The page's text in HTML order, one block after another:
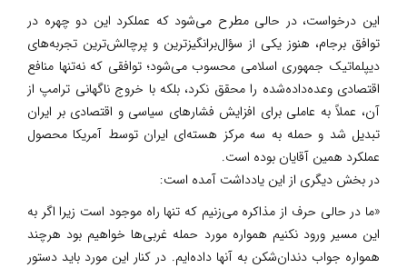
این درخواست، در حالی مطرح می‌شود که عملکرد این دو چهره‌ در
توافق برجام، هنوز یکی از سؤال‌برانگیزترین و پرچالش‌ترین تجربه‌های
دیپلماتیک جمهوری اسلامی محسوب می‌شود؛ توافقی که نه‌تنها منافع
اقتصادی وعده‌داده‌شده را محقق نکرد، بلکه با خروج ناگهانی ترامپ از
آن، عملاً به عاملی برای افزایش فشارهای سیاسی و اقتصادی بر ایران
تبدیل شد و حمله به سه مرکز هسته‌ای ایران توسط آمریکا محصول
عملکرد همین آقایان بوده است.
در بخش دیگری از این یادداشت آمده است:
«ما در حالی حرف از مذاکره می‌زنیم که تنها راه موجود است زیرا اگر به
این مسیر ورود نکنیم همواره مورد حمله غربی‌ها خواهیم بود هرچند
همواره جواب دندان‌شکن به آنها داده‌ایم. در کنار این مورد باید دستور